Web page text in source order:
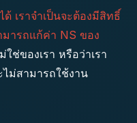
เราจำเป็นจะต้องมีสิทธิ์
ารถแก้ค่า NS ของ
ช่ของเรา หรือว่าเรา
ไม่สามารถใช้งาน